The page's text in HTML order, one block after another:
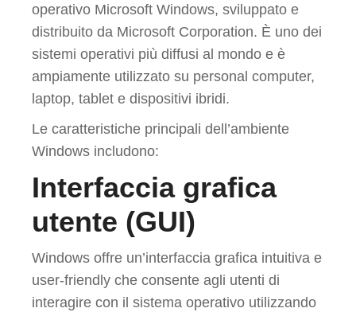
operativo Microsoft Windows, sviluppato e
distribuito da Microsoft Corporation. È uno dei
sistemi operativi più diffusi al mondo e è
ampiamente utilizzato su personal computer,
laptop, tablet e dispositivi ibridi.
Le caratteristiche principali dell’ambiente
Windows includono:
Interfaccia grafica
utente (GUI)
Windows offre un’interfaccia grafica intuitiva e
user-friendly che consente agli utenti di
interagire con il sistema operativo utilizzando